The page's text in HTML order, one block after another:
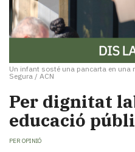
Un infant sosté una pancarta en una
Segura / ACN
Per dignitat
educació
PER OPINIÓ